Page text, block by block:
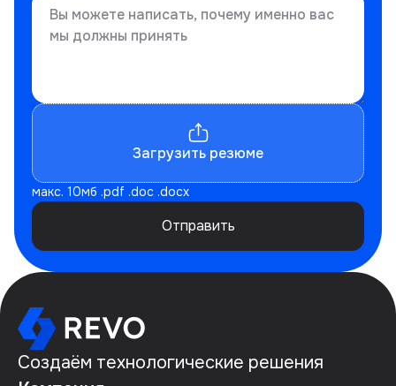
Загрузить резюме
макс. 10мб .pdf .doc .docx
Отправить
Создаём технологические решения